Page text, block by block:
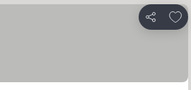
Compartir